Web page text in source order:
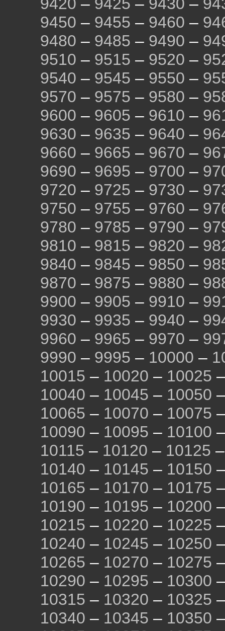
9420 – 9425 – 9430 –
9450 – 9455 – 9460 –
9480 – 9485 – 9490 –
9510 – 9515 – 9520 –
9540 – 9545 – 9550 –
9570 – 9575 – 9580 –
9600 – 9605 – 9610 –
9630 – 9635 – 9640 –
9660 – 9665 – 9670 –
9690 – 9695 – 9700 –
9720 – 9725 – 9730 –
9750 – 9755 – 9760 –
9780 – 9785 – 9790 –
9810 – 9815 – 9820 –
9840 – 9845 – 9850 –
9870 – 9875 – 9880 –
9900 – 9905 – 9910 –
9930 – 9935 – 9940 –
9960 – 9965 – 9970 –
9990 – 9995 – 10000 –
10015 – 10020 – 10025
10040 – 10045 – 10050
10065 – 10070 – 10075
10090 – 10095 – 10100
10115 – 10120 – 10125
10140 – 10145 – 10150
10165 – 10170 – 10175
10190 – 10195 – 10200
10215 – 10220 – 10225
10240 – 10245 – 10250
10265 – 10270 – 10275
10290 – 10295 – 10300
10315 – 10320 – 10325
10340 – 10345 – 10350